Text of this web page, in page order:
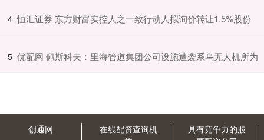
4 ​恒汇证券 东方财富实控人之一致行动人拟询价转让1.5%股份
5 ​优配网 佩斯科夫：里海管道集团公司设施遭袭系乌无人机所为
创通网
在线配资查询机
具有竞争力的股